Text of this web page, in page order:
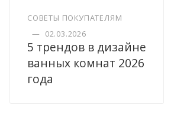
СОВЕТЫ ПОКУПАТЕЛЯМ
— 02.03.2026
5 трендов в дизайне
ванных комнат 2026
года